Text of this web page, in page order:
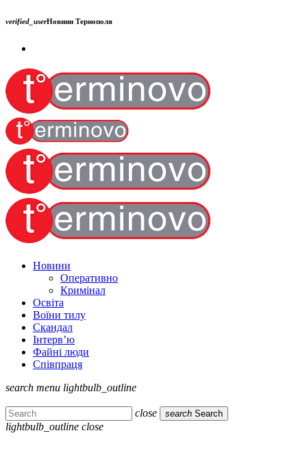
verified_userНовини Тернополя
Новини
Оперативно
Кримінал
Освіта
Воїни тилу
Скандал
Інтерв’ю
Файні люди
Співпраця
search menu lightbulb_outline
close search Search
lightbulb_outline close